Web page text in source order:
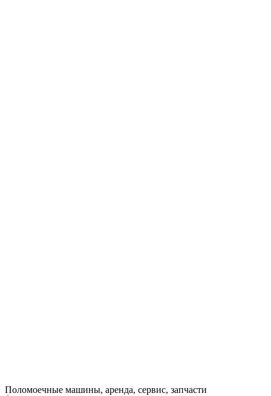
Поломоечные машины, аренда, сервис, запчасти